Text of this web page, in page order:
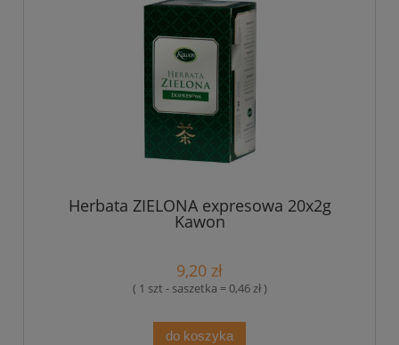
Herbata ZIELONA expresowa 20x2g
Kawon
9,20 zł
( 1 szt - saszetka = 0,46 zł )
do koszyka